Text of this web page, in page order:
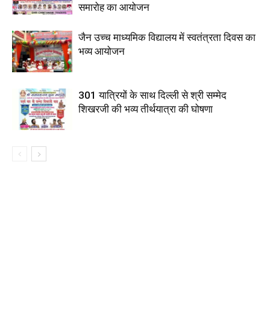
समारोह का आयोजन
जैन उच्च माध्यमिक विद्यालय में स्वतंत्रता दिवस का
भव्य आयोजन
301 यात्रियों के साथ दिल्ली से श्री सम्मेद
शिखरजी की भव्य तीर्थयात्रा की घोषणा